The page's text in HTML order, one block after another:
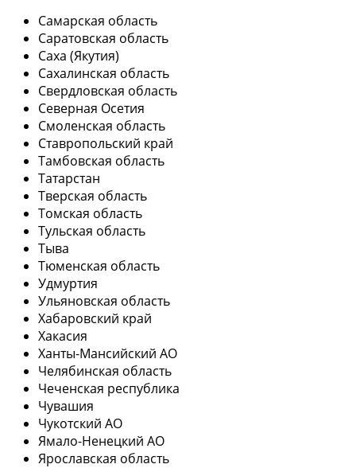
Самарская область
Саратовская область
Саха (Якутия)
Сахалинская область
Свердловская область
Северная Осетия
Смоленская область
Ставропольский край
Тамбовская область
Татарстан
Тверская область
Томская область
Тульская область
Тыва
Тюменская область
Удмуртия
Ульяновская область
Хабаровский край
Хакасия
Ханты-Мансийский АО
Челябинская область
Чеченская республика
Чувашия
Чукотский АО
Ямало-Ненецкий АО
Ярославская область